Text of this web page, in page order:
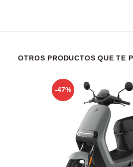
OTROS PRODUCTOS QUE TE
-47%